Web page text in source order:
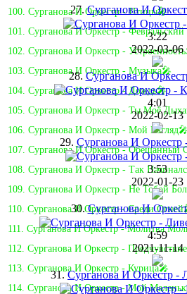
100. Сурганова И Оркестр - Птицы🎤
101. Сурганова И Оркестр - Февральский
102. Сурганова И Оркестр -
103. Сурганова И Оркестр - Музыка🎤
104. Сурганова И Оркестр - Дождь🎤
105. Сурганова И Оркестр - Ты Моё
106. Сурганова И Оркестр - Мой Взгляд🎤
107. Сурганова И Оркестр - Обещанный
108. Сурганова И Оркестр - Так
109. Сурганова И Оркестр - Не Тобой
110. Сурганова И Оркестр - Среди
111. Сурганова И Оркестр - Молитва
112. Сурганова И Оркестр -
113. Сурганова И Оркестр - Курица🎤
114. Сурганова И Оркестр - Мой
27.Сурганова И
3:22
2022-03-06
28.Сурганова И
4:01
2022-02-13
29. Сурганова И Оркестр
3:53
2022-01-23
30.Сурганова И
4:59
2021-11-14
31.Сурганова И Оркестр -